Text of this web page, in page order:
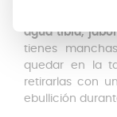
agua tibia,
tienes
quedar en la
retirarlas con
ebullición